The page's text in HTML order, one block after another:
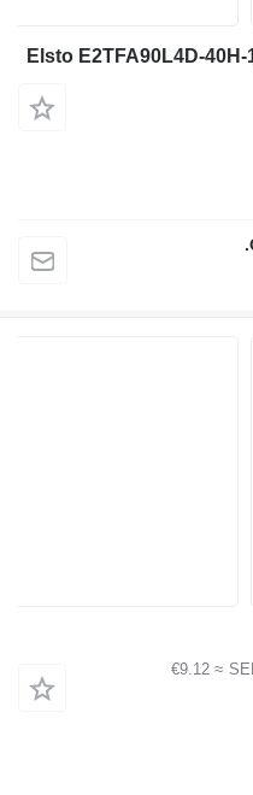
Elsto